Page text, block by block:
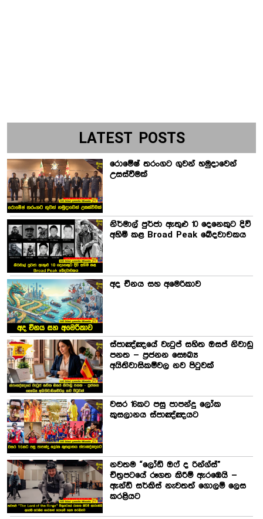
LATEST POSTS
රොමේෂ් තරංගට ගුවන් හමුදාවෙන්
උසස්වීමක්
නිර්මාල් පුර්ජා ඇතුළු 10 දෙනෙකුට දිවි
අහිමි කළ Broad Peak ඛේදවාචකය
අද චීනය සහ අමෙරිකාව
ස්පාඤ්ඤයේ වැටුප් සහිත ඔසප් නිවාඩු
පනත – ප්‍රජනන සෞඛ්‍ය
අයිතිවාසිකම්වල නව පිටුවක්
වසර 16කට පසු පාපන්දු ලෝක
කුසලානය ස්පාඤ්ඤයට
නවතම “ලෝඩ් ඔෆ් ද රින්ග්ස්”
චිත්‍රපටයේ රූගත කිරීම් ඇරඹෙයි –
ඇන්ඩි සර්කිස් නැවතත් ගොලම් ලෙස
කරළියට